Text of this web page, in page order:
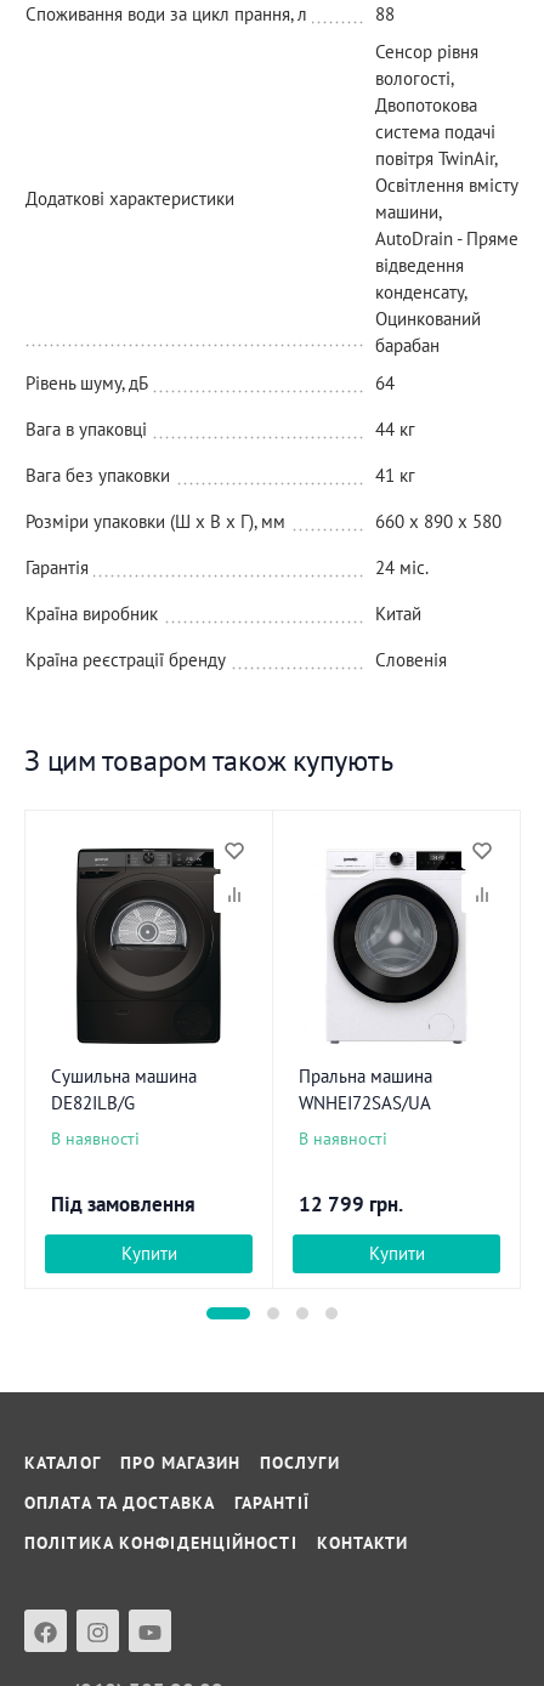
Споживання води за цикл прання, л
88
Додаткові характеристики
Сенсор рівня
вологості,
Двопотокова
система подачі
повітря TwinAir,
Освітлення вмісту
машини,
AutoDrain - Пряме
відведення
конденсату,
Оцинкований
барабан
Рівень шуму, дБ
64
Вага в упаковці
44 кг
Вага без упаковки
41 кг
Розміри упаковки (Ш х В х Г), мм
660 х 890 х 580
Гарантія
24 міс.
Країна виробник
Китай
Країна реєстрації бренду
Словенія
З цим товаром також купують
Сушильна машина
DE82ILB/G
В наявності
Під замовлення
Купити
Пральна машина
WNHEI72SAS/UA
В наявності
12 799 грн.
Купити
КАТАЛОГ ПРО МАГАЗИН
ПОСЛУГИ
ОПЛАТА ТА ДОСТАВКА
ГАРАНТІЇ
ПОЛІТИКА КОНФІДЕНЦІЙНОСТІ
КОНТАКТИ